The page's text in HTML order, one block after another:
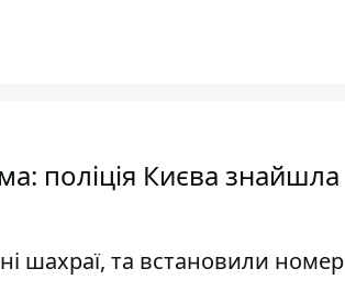
поліція Києва знайшла
шахраї, та встановили номер